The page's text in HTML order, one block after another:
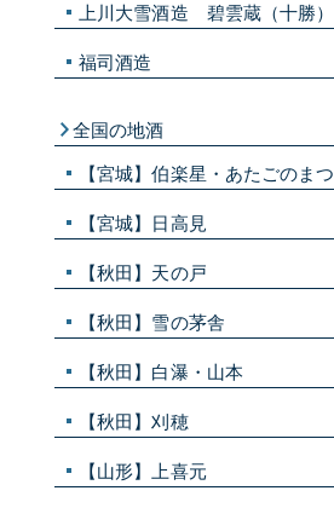
上川大雪酒造 碧雲蔵（十勝）
福司酒造
全国の地酒
【宮城】伯楽星・あたごのまつ
【宮城】日高見
【秋田】天の戸
【秋田】雪の茅舎
【秋田】白瀑・山本
【秋田】刈穂
【山形】上喜元